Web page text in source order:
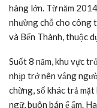
hàng lớn. Từ năm
nhường chỗ cho công
và Bến Thành, thuộc
Suốt 8 năm, khu vực
nhịp trở nên vắng
chừng, số khác trả
ngữ, buôn bán ế ẩm.